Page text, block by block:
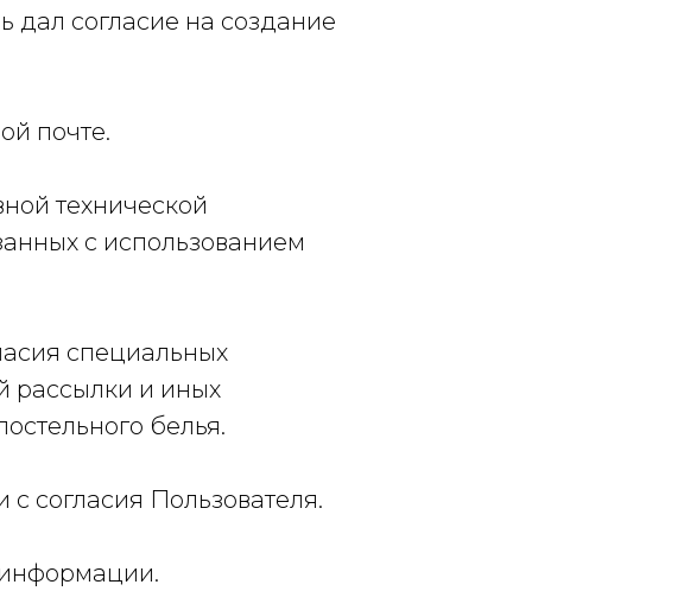
дал согласие на создание
почте.
технической
с использованием
специальных
рассылки и иных
белья.
согласия Пользователя.